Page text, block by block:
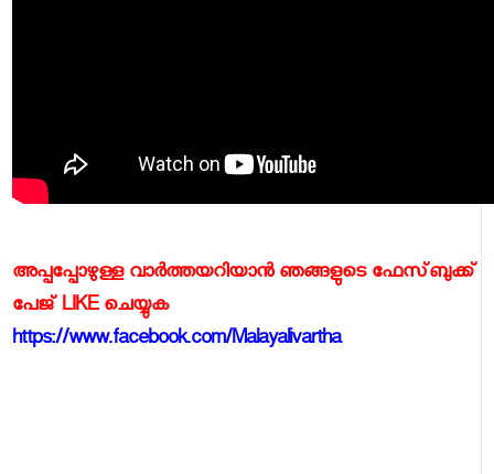
അപ്പപ്പോഴുള്ള വാര്‍ത്തയറിയാന്‍ ഞങ്ങളുടെ ഫേസ്‌ബുക്ക്‌
പേജ് LIKE ചെയ്യുക
https://www.facebook.com/Malayalivartha